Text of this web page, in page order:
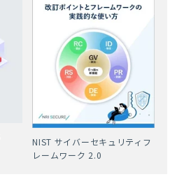
NIST サイバーセキュリティフ
レームワーク 2.0